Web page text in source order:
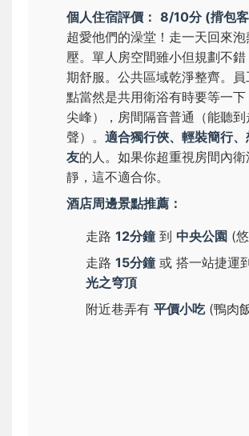
個人住宿評價： 8/10分 (揹包
超愛他們的澡堂！走一天回來
壓。單人房空間雖小但規劃不
期舒服。公共區域乾淨整齊。
點當然是共用衛浴有時要等一
尖峰），房間隔音普通（能聽
聲）。 適合獨行俠、輕裝簡行、
友的人。如果你超重視房間內
靜，這不適合你。
酒店周邊景點推薦：
走路 12分鐘到 中央公園 (
走路 15分鐘或 搭一站捷運
光之穹頂
附近巷弄有 平價小吃(鴨肉